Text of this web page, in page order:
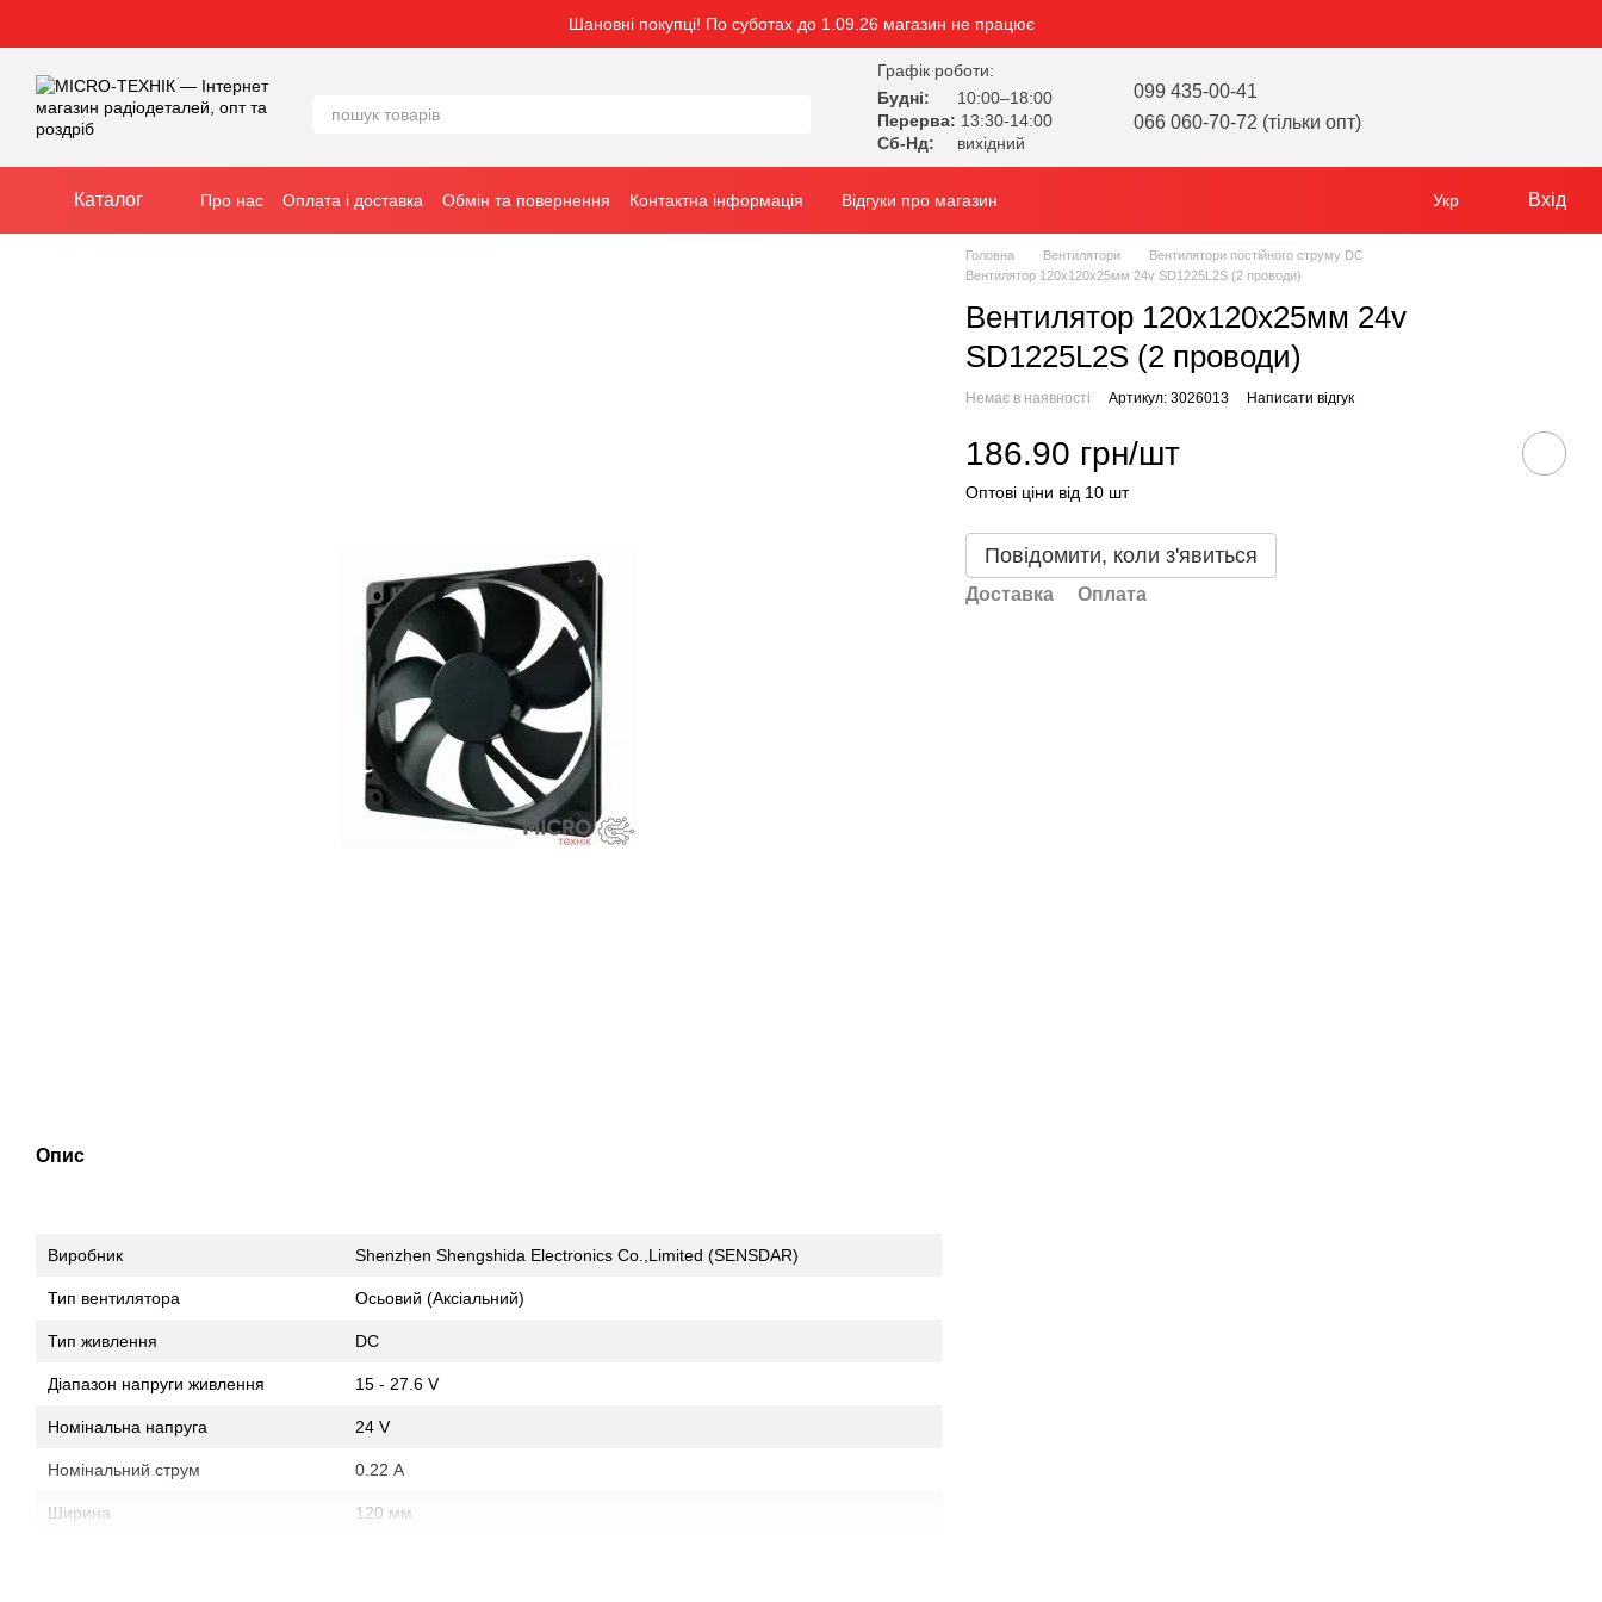
Шановні покупці! По суботах до 1.09.26 магазин не працює
Графік роботи:
Будні:
10:00–18:00
Перерва: 13:30-14:00
Сб-Нд:
вихідний
099 435-00-41
066 060-70-72 (тільки опт)
Каталог Про нас Оплата і доставка Обмін та повернення Контактна інформація Відгуки про магазин Укр Вхід
Опис
Виробник Shenzhen Shengshida Electronics Co.,Limited (SENSDAR)
Тип вентилятора Осьовий (Аксіальний)
Тип живлення DC
Діапазон напруги живлення 15 - 27.6 V
Номінальна напруга 24 V
Номінальний струм 0.22 А
Ширина 120 мм
Головна Вентилятори
Вентилятори постійного струму DC
Вентилятор 120х120х25мм 24v SD1225L2S (2 проводи)
Вентилятор 120х120х25мм 24v
SD1225L2S (2 проводи)
Немає в наявності Артикул: 3026013 Написати відгук
186.90 грн/шт
Оптові ціни від 10 шт
Повідомити, коли з'явиться
Доставка Оплата